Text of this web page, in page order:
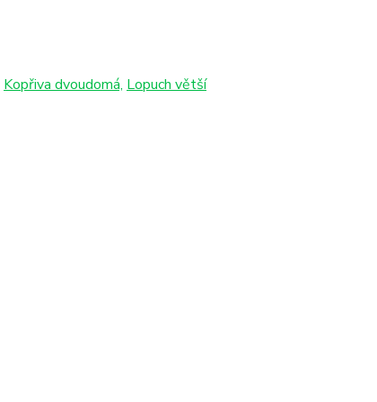
Kopřiva dvoudomá, Lopuch větší